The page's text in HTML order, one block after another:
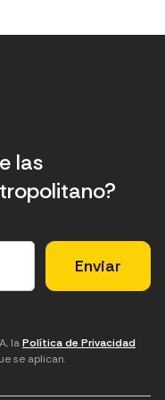
las
laPolítica de Privacidad
se aplican.